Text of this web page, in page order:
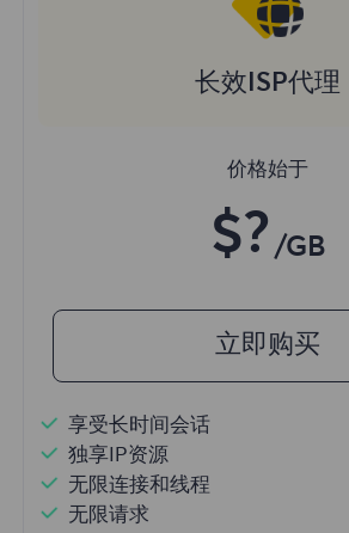
长效ISP代理
价格始于
$? /GB
立即购买
享受长时间会话
独享IP资源
无限连接和线程
无限请求